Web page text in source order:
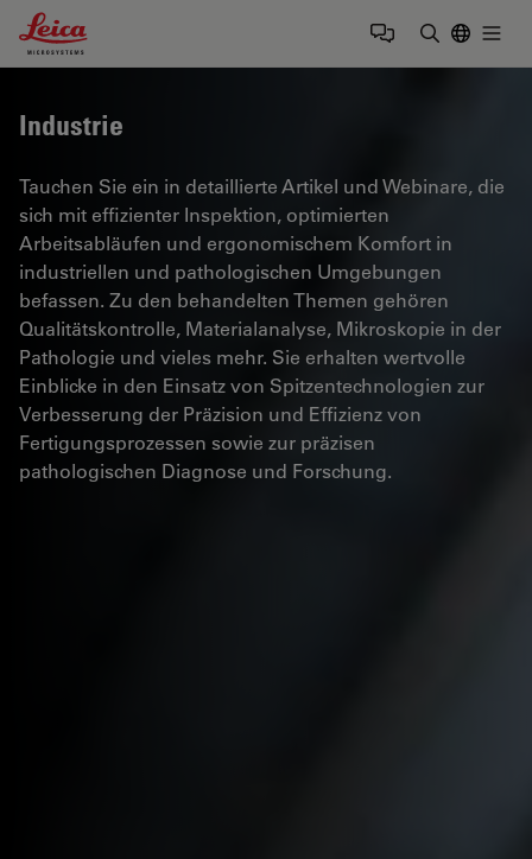
Leica Microsystems Logo
Industrie
Tauchen Sie ein in detaillierte Artikel und Webinare, die
sich mit effizienter Inspektion, optimierten
Arbeitsabläufen und ergonomischem Komfort in
industriellen und pathologischen Umgebungen
befassen. Zu den behandelten Themen gehören
Qualitätskontrolle, Materialanalyse, Mikroskopie in der
Pathologie und vieles mehr. Sie erhalten wertvolle
Einblicke in den Einsatz von Spitzentechnologien zur
Verbesserung der Präzision und Effizienz von
Fertigungsprozessen sowie zur präzisen
pathologischen Diagnose und Forschung.